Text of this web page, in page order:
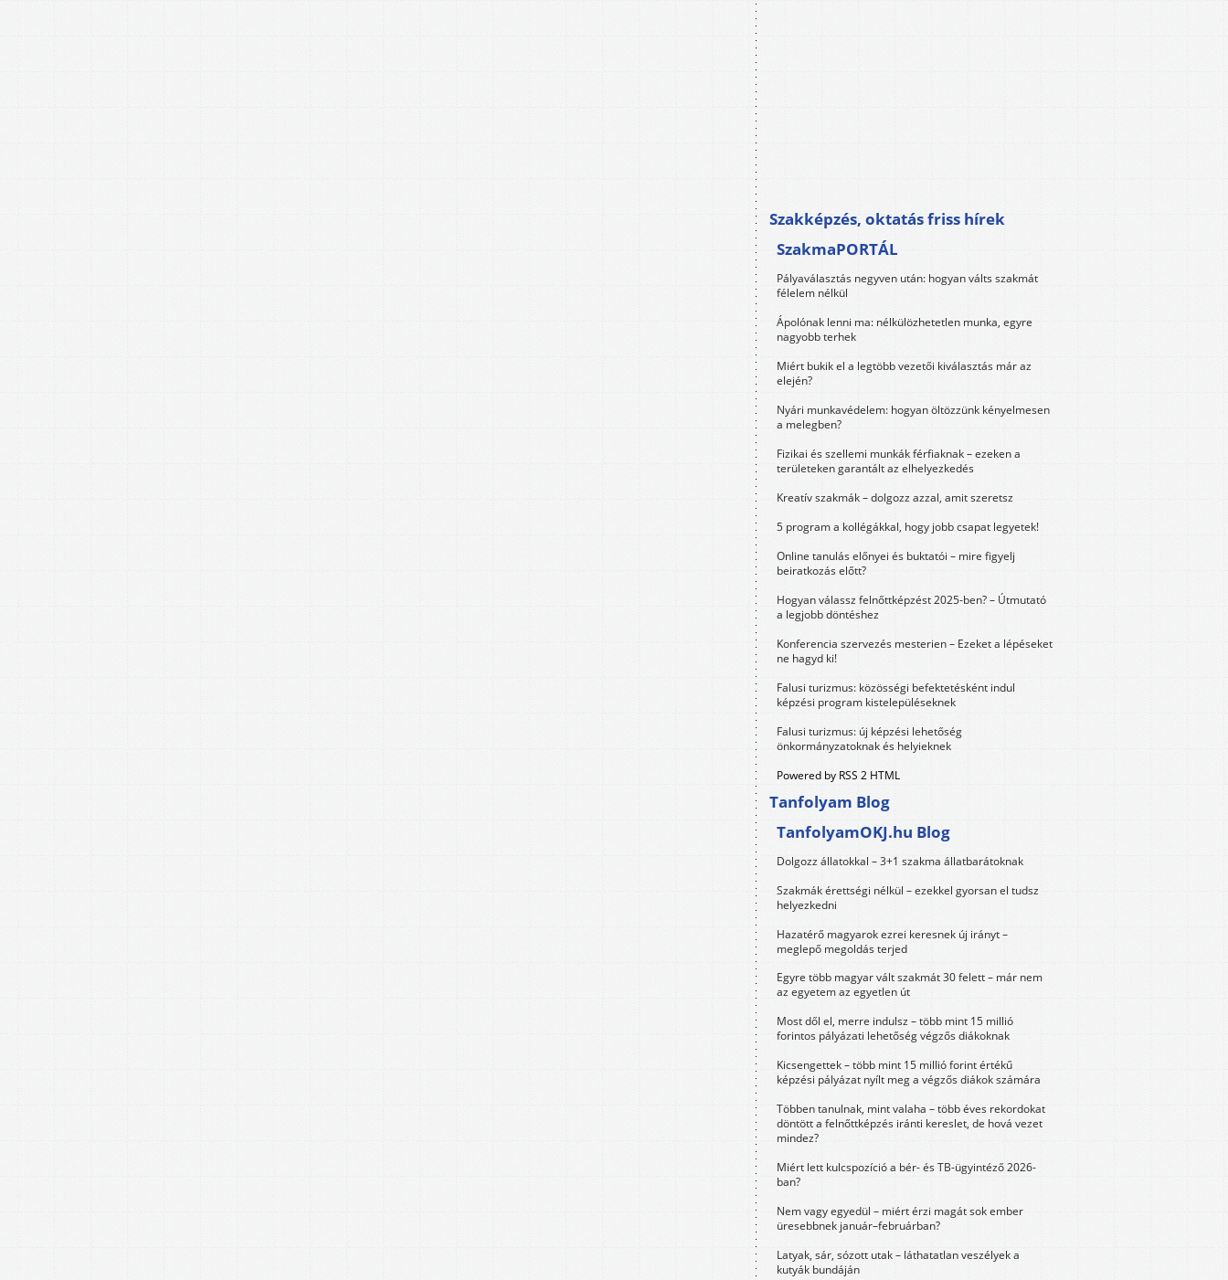
Szakképzés, oktatás friss hírek
SzakmaPORTÁL
Pályaválasztás negyven után: hogyan válts szakmát
félelem nélkül
Ápolónak lenni ma: nélkülözhetetlen munka, egyre
nagyobb terhek
Miért bukik el a legtöbb vezetői kiválasztás már az
elején?
Nyári munkavédelem: hogyan öltözzünk kényelmesen
a melegben?
Fizikai és szellemi munkák férfiaknak – ezeken a
területeken garantált az elhelyezkedés
Kreatív szakmák – dolgozz azzal, amit szeretsz
5 program a kollégákkal, hogy jobb csapat legyetek!
Online tanulás előnyei és buktatói – mire figyelj
beiratkozás előtt?
Hogyan válassz felnőttképzést 2025-ben? – Útmutató
a legjobb döntéshez
Konferencia szervezés mesterien – Ezeket a lépéseket
ne hagyd ki!
Falusi turizmus: közösségi befektetésként indul
képzési program kistelepüléseknek
Falusi turizmus: új képzési lehetőség
önkormányzatoknak és helyieknek
Powered by RSS 2 HTML
Tanfolyam Blog
TanfolyamOKJ.hu Blog
Dolgozz állatokkal – 3+1 szakma állatbarátoknak
Szakmák érettségi nélkül – ezekkel gyorsan el tudsz
helyezkedni
Hazatérő magyarok ezrei keresnek új irányt –
meglepő megoldás terjed
Egyre több magyar vált szakmát 30 felett – már nem
az egyetem az egyetlen út
Most dől el, merre indulsz – több mint 15 millió
forintos pályázati lehetőség végzős diákoknak
Kicsengettek – több mint 15 millió forint értékű
képzési pályázat nyílt meg a végzős diákok számára
Többen tanulnak, mint valaha – több éves rekordokat
döntött a felnőttképzés iránti kereslet, de hová vezet
mindez?
Miért lett kulcspozíció a bér- és TB-ügyintéző 2026-
ban?
Nem vagy egyedül – miért érzi magát sok ember
üresebbnek január–februárban?
Latyak, sár, sózott utak – láthatatlan veszélyek a
kutyák bundáján